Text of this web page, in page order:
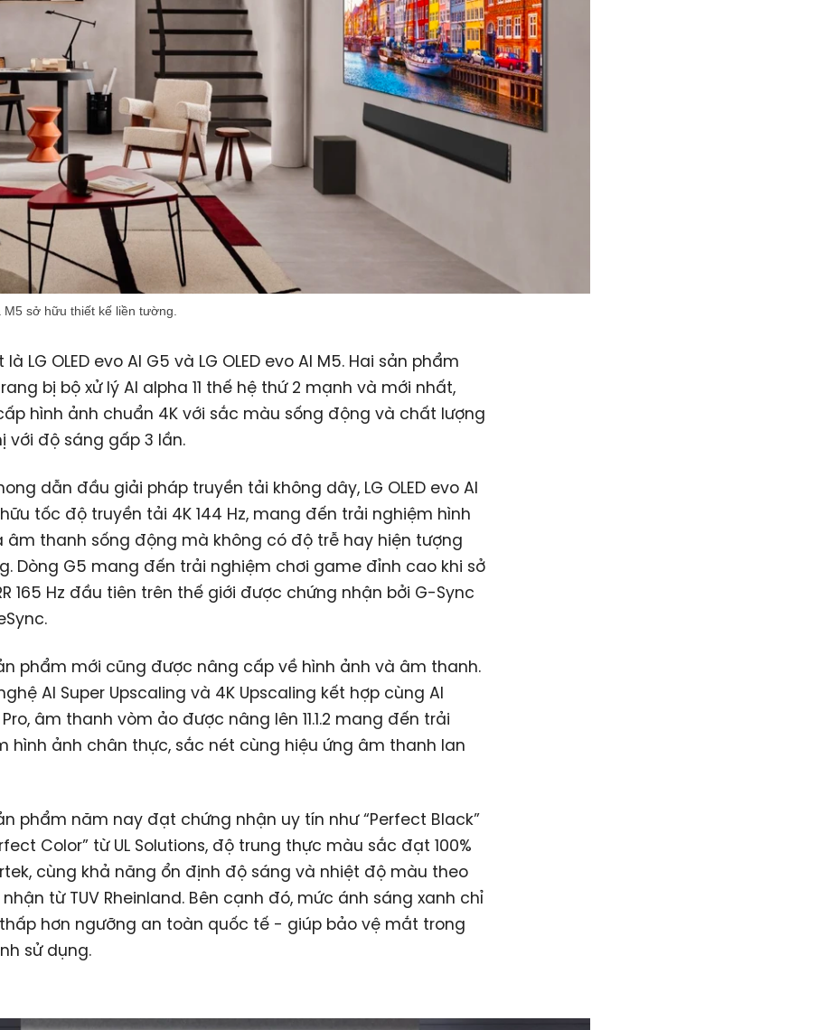
sở hữu thiết kế liền tường.
là LG OLED evo AI G5 và LG OLED evo AI M5. Hai sản phẩm
bị bộ xử lý AI alpha 11 thế hệ thứ 2 mạnh và mới nhất,
hình ảnh chuẩn 4K với sắc màu sống động và chất lượng
với độ sáng gấp 3 lần.
dẫn đầu giải pháp truyền tải không dây, LG OLED evo AI
tốc độ truyền tải 4K 144 Hz, mang đến trải nghiệm hình
âm thanh sống động mà không có độ trễ hay hiện tượng
Dòng G5 mang đến trải nghiệm chơi game đỉnh cao khi sở
165 Hz đầu tiên trên thế giới được chứng nhận bởi G-Sync
phẩm mới cũng được nâng cấp về hình ảnh và âm thanh.
AI Super Upscaling và 4K Upscaling kết hợp cùng AI
âm thanh vòm ảo được nâng lên 11.1.2 mang đến trải
hình ảnh chân thực, sắc nét cùng hiệu ứng âm thanh lan
phẩm năm nay đạt chứng nhận uy tín như “Perfect Black”
Color” từ UL Solutions, độ trung thực màu sắc đạt 100%
cùng khả năng ổn định độ sáng và nhiệt độ màu theo
từ TUV Rheinland. Bên cạnh đó, mức ánh sáng xanh chỉ
hơn ngưỡng an toàn quốc tế - giúp bảo vệ mắt trong
sử dụng.